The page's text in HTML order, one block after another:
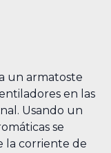
un armatoste
en las
Usando un
se
la corriente de